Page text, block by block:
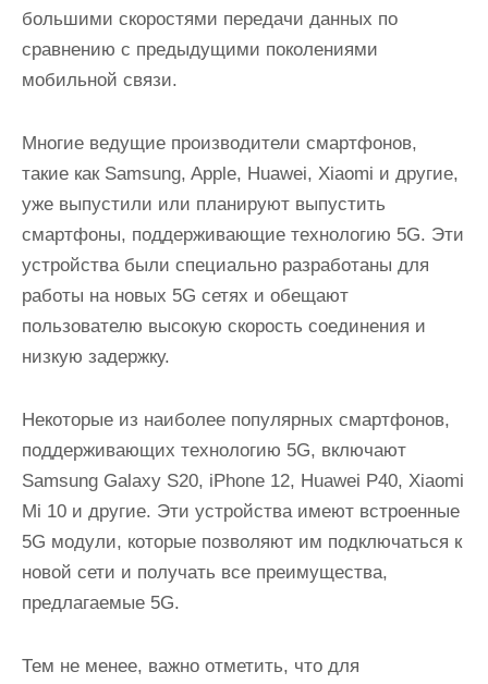
большими скоростями передачи данных по
сравнению с предыдущими поколениями
мобильной связи.
Многие ведущие производители смартфонов,
такие как Samsung, Apple, Huawei, Xiaomi и другие,
уже выпустили или планируют выпустить
смартфоны, поддерживающие технологию 5G. Эти
устройства были специально разработаны для
работы на новых 5G сетях и обещают
пользователю высокую скорость соединения и
низкую задержку.
Некоторые из наиболее популярных смартфонов,
поддерживающих технологию 5G, включают
Samsung Galaxy S20, iPhone 12, Huawei P40, Xiaomi
Mi 10 и другие. Эти устройства имеют встроенные
5G модули, которые позволяют им подключаться к
новой сети и получать все преимущества,
предлагаемые 5G.
Тем не менее, важно отметить, что для